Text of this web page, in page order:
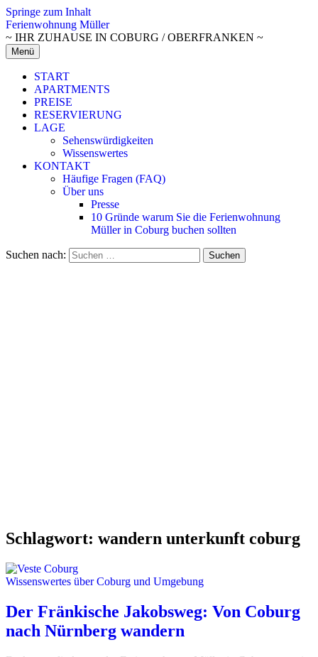
Springe zum Inhalt
Ferienwohnung Müller
~ IHR ZUHAUSE IN COBURG / OBERFRANKEN ~
Menü
START
APARTMENTS
PREISE
RESERVIERUNG
LAGE
Sehenswürdigkeiten
Wissenswertes
KONTAKT
Häufige Fragen (FAQ)
Über uns
Presse
10 Gründe warum Sie die Ferienwohnung
Müller in Coburg buchen sollten
Suchen nach:
Schlagwort: wandern unterkunft coburg
Wissenswertes über Coburg und Umgebung
Der Fränkische Jakobsweg: Von Coburg
nach Nürnberg wandern